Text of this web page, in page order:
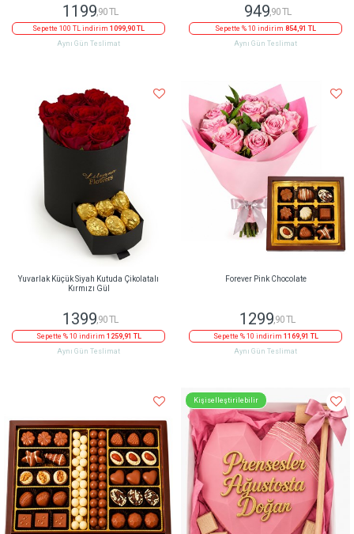
1199,90 TL
Sepette 100 TL indirim 1099,90 TL
Aynı Gün Teslimat
949,90 TL
Sepette % 10 indirim 854,91 TL
Aynı Gün Teslimat
Yuvarlak Küçük Siyah Kutuda Çikolatalı
Kırmızı Gül
1399 ,90 TL
Sepette % 10 indirim 1259,91 TL
Aynı Gün Teslimat
Forever Pink Chocolate
1299 ,90 TL
Sepette % 10 indirim 1169,91 TL
Aynı Gün Teslimat
Kişiselleştirilebilir